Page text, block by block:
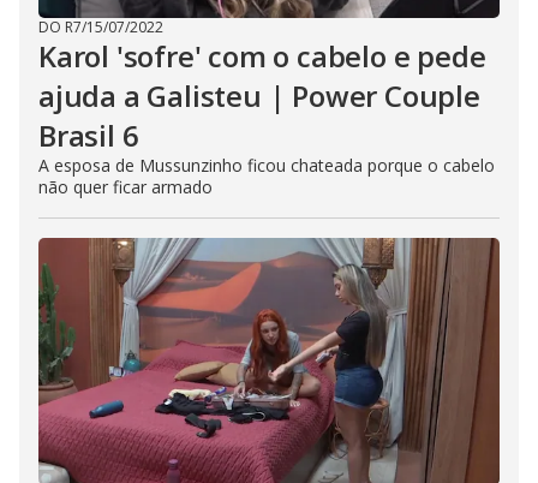
DO R7/15/07/2022
Karol 'sofre' com o cabelo e pede
ajuda a Galisteu | Power Couple
Brasil 6
A esposa de Mussunzinho ficou chateada porque o cabelo
não quer ficar armado